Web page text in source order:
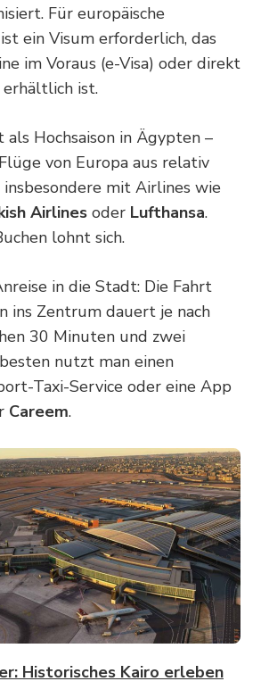
Für europäische
ein Visum erforderlich, das
im Voraus (e-Visa) oder direkt
ist.
Hochsaison in Ägypten –
von Europa aus relativ
insbesondere mit Airlines wie
Airlines oder Lufthansa.
lohnt sich.
in die Stadt: Die Fahrt
ins Zentrum dauert je nach
30 Minuten und zwei
nutzt man einen
Taxi-Service oder eine App
Careem.
Historisches Kairo erleben